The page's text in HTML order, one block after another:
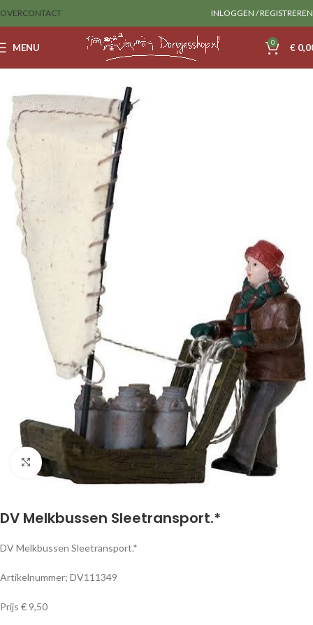
OVERCONTACT INLOGGEN / REGISTREREN
MENU 0 €
Dickensville
Klik om te vergroten
DV Melkbussen Sleetransport.*
DV Melkbussen Sleetransport.*
Artikelnummer; DV111349
Prijs € 9,50